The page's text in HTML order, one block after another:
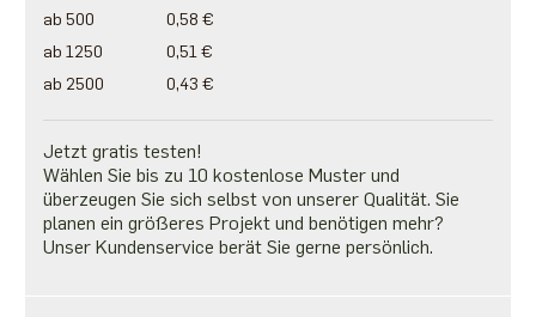
ab 500
0,58 €
ab 1250
0,51 €
ab 2500
0,43 €
Jetzt gratis testen!
Wählen Sie bis zu 10 kostenlose Muster und
überzeugen Sie sich selbst von unserer Qualität. Sie
planen ein größeres Projekt und benötigen mehr?
Unser Kundenservice berät Sie gerne persönlich.